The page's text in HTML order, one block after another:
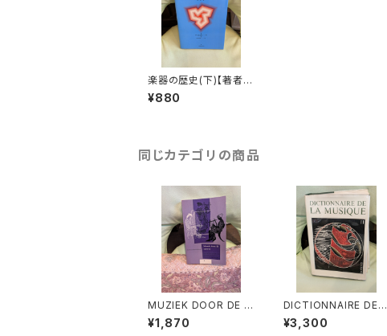
楽器の歴史(下)【著者：
クルト・ザックス 訳：柿
木吾郎】出版社：全音楽
¥880
同じカテゴリの商品
MUZIEK DOOR DE E
EUWEN 3【著者：DRS.
W.C.M.KLOPPENBU
¥1,870
DICTIONNAIRE DE L
A MUSIQUE Ⅱ:les m
ens et leurs œuvre
¥3,300